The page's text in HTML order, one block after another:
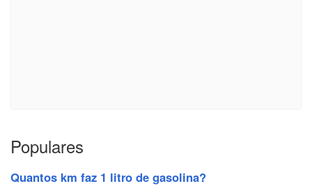
Populares
Quantos km faz 1 litro de gasolina?